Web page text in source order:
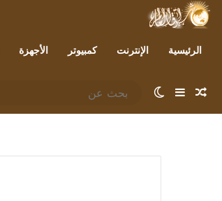
الرئيسية الإنترنت كمبيوتر الأجهزة
مقال عشوائي
إضافة عمود جانبي
الوضع المظلم